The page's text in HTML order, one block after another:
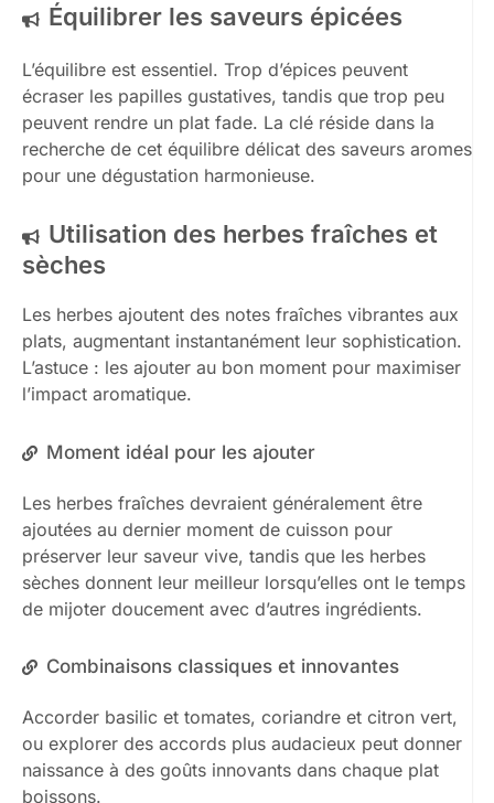
Équilibrer les saveurs épicées
L’équilibre est essentiel. Trop d’épices peuvent
écraser les papilles gustatives, tandis que trop peu
peuvent rendre un plat fade. La clé réside dans la
recherche de cet équilibre délicat des saveurs aromes
pour une dégustation harmonieuse.
Utilisation des herbes fraîches et
sèches
Les herbes ajoutent des notes fraîches vibrantes aux
plats, augmentant instantanément leur sophistication.
L’astuce : les ajouter au bon moment pour maximiser
l’impact aromatique.
Moment idéal pour les ajouter
Les herbes fraîches devraient généralement être
ajoutées au dernier moment de cuisson pour
préserver leur saveur vive, tandis que les herbes
sèches donnent leur meilleur lorsqu’elles ont le temps
de mijoter doucement avec d’autres ingrédients.
Combinaisons classiques et innovantes
Accorder basilic et tomates, coriandre et citron vert,
ou explorer des accords plus audacieux peut donner
naissance à des goûts innovants dans chaque plat
boissons.